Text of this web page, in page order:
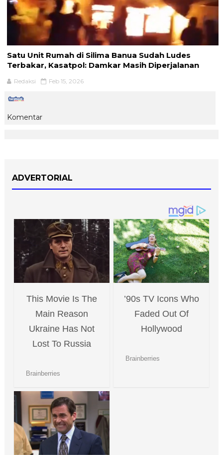
Satu Unit Rumah di Silima Banua Sudah Ludes
Terbakar, Kasatpol: Damkar Masih Diperjalanan
Redaksi Feb 15, 2026
Komentar
ADVERTORIAL